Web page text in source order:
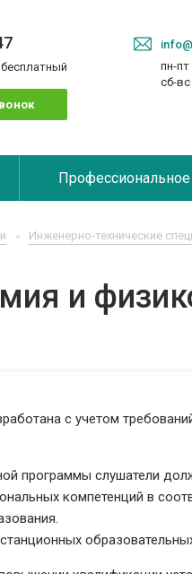
пн-пт
сб-
Инженерно-технические
и
с учетом
программы слушатели
компетенций в